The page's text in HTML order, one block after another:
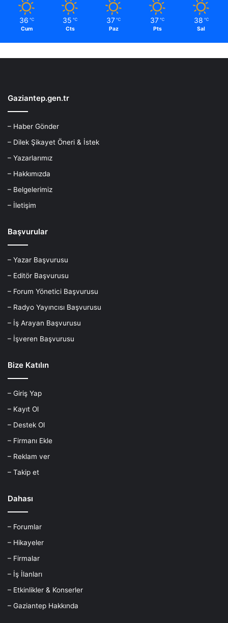
36 ℃
Cum
35 ℃
Cts
37 ℃
Paz
37 ℃
Pts
38 ℃
Sal
Gaziantep.gen.tr
– Haber Gönder
– Dilek Şikayet Öneri & İstek
– Yazarlarımız
– Hakkımızda
– Belgelerimiz
– İletişim
Başvurular
– Yazar Başvurusu
– Editör Başvurusu
– Forum Yönetici Başvurusu
– Radyo Yayıncısı Başvurusu
– İş Arayan Başvurusu
– İşveren Başvurusu
Bize Katılın
– Giriş Yap
– Kayıt Ol
– Destek Ol
– Firmanı Ekle
– Reklam ver
– Takip et
Dahası
– Forumlar
– Hikayeler
– Firmalar
– İş İlanları
– Etkinlikler & Konserler
– Gaziantep Hakkında